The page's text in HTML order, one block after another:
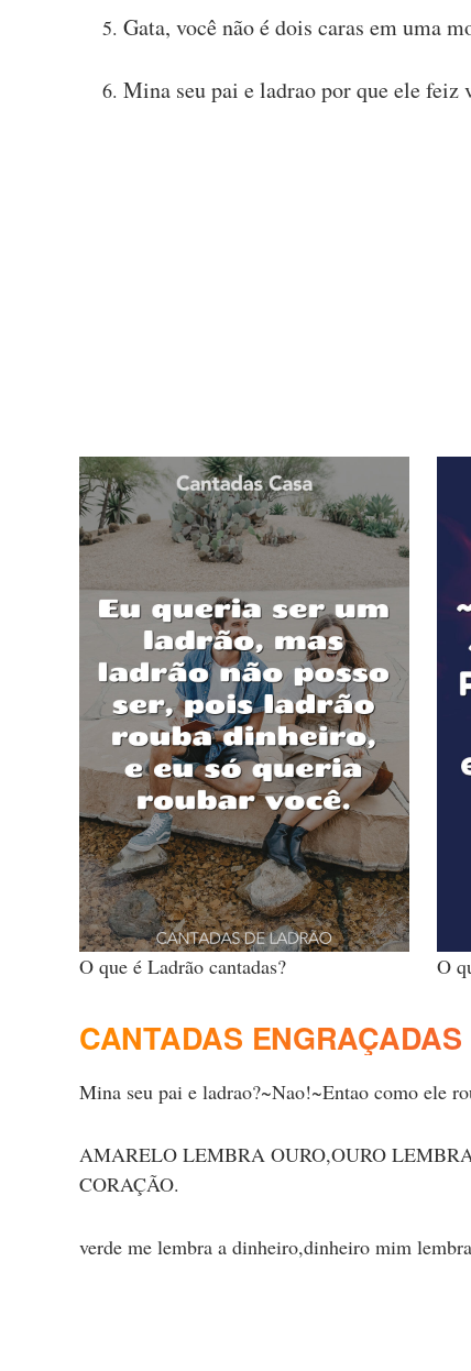
Gata, você não é dois caras em uma
Mina seu pai e ladrao por que ele feiz
O que é Ladrão cantadas? O
CANTADAS
Mina seu pai e ladrao?~Nao!~Entao como ele
AMARELO LEMBRA OURO,OURO
CORAÇÃO.
verde me lembra a dinheiro,dinheiro mim